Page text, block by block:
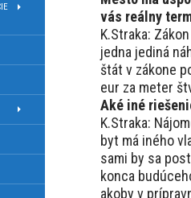
vás reálny
K.Straka:
jedna jediná
štát v zákone
eur za meter
Aké iné
K.Straka:
byt má iného
sami by sa
konca
akoby v